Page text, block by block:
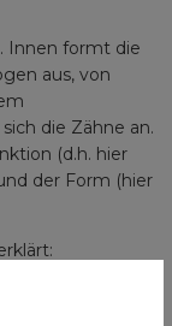
Innen formt die
aus, von
die Zähne an.
(d.h. hier
der Form (hier